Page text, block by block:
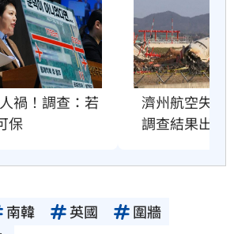
禍！調查：若
保
濟州航空失事
調查結果出爐
南韓 英國
圍牆